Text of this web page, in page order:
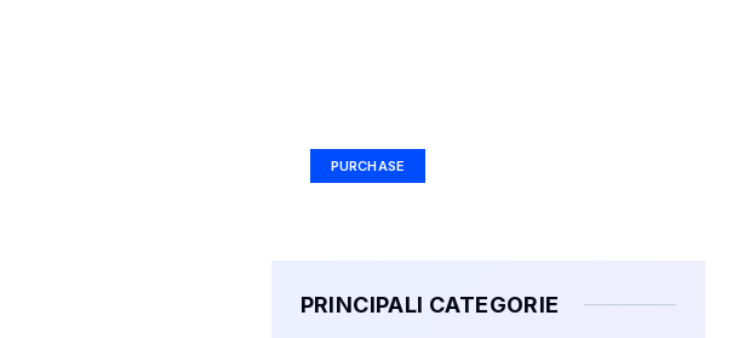
PURCHASE
PRINCIPALI CATEGORIE